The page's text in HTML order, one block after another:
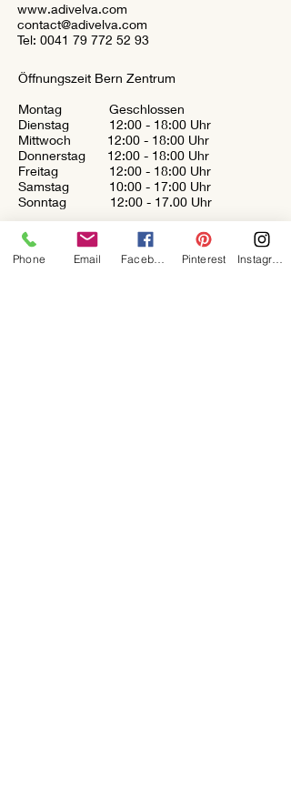
www.adivelva.com
contact@adivelva.com
Tel: 0041 79 772 52 93
Öffnungszeit Bern Zentrum
Montag Geschlossen
Dienstag 12:00 - 18:00 Uhr
Mittwoch 12:00 - 18:00 Uhr
Donnerstag 12:00 - 18:00 Uhr
Freitag 12:00 - 18:00 Uhr
Samstag 10:00 - 17:00 Uhr
Sonntag 12:00 - 17.00 Uhr
Phone Email Pinterest